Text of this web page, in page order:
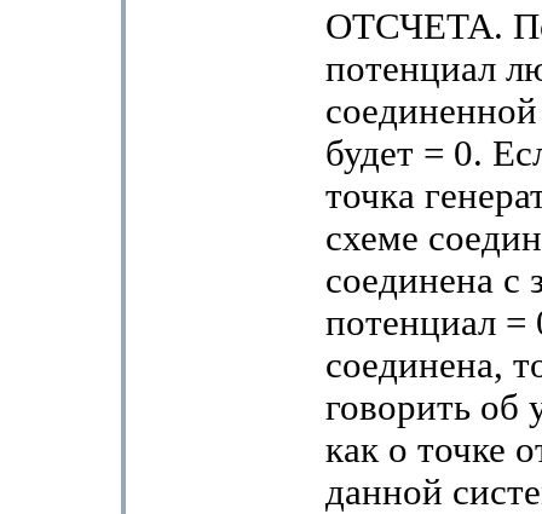
ОТСЧЕТА.
потенциал
будет = 0.
точка
схеме
соединена с
потенциал =
соединена,
говорить об
как о точке
данной